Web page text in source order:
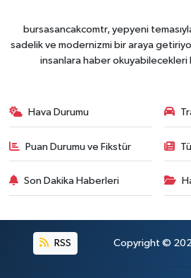
bursasancakcomtr, yepyeni
sadelik ve modernizmi bir araya
insanlara haber okuyabilecekleri
Hava Durumu
Puan Durumu ve Fikstür
Son Dakika Haberleri
RSS Copyright ©